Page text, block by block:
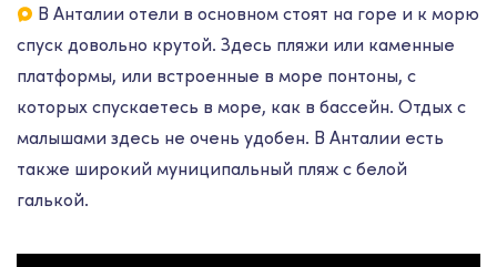
В Анталии отели в основном стоят на горе и к морю
спуск довольно крутой. Здесь пляжи или каменные
платформы, или встроенные в море понтоны, с
которых спускаетесь в море, как в бассейн. Отдых с
малышами здесь не очень удобен. В Анталии есть
также широкий муниципальный пляж с белой
галькой.